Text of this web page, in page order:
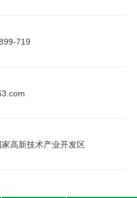
719
高新技术产业开发区